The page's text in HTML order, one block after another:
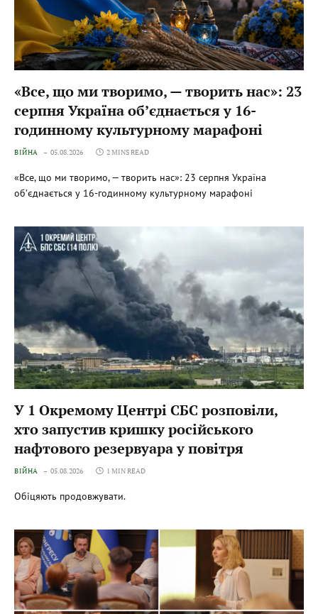
«Все, що ми творимо, — творить нас»: 23
серпня Україна об’єднається у 16-
годинному культурному марафоні
ВІЙНА 05.08.2026 2 MINS READ
«Все, що ми творимо, — творить нас»: 23 серпня Україна
об’єднається у 16-годинному культурному марафоні
У 1 Окремому Центрі СБС розповіли,
хто запустив кришку російського
нафтового резервуара у повітря
ВІЙНА 05.08.2026 1 MIN READ
Обіцяють продовжувати.